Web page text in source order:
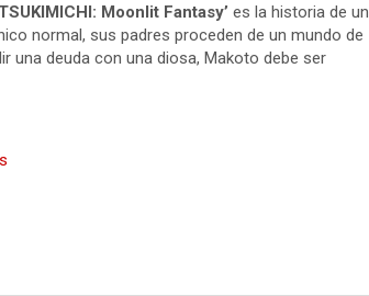
Moonlit Fantasy’ es la historia de un
normal, sus padres proceden de un mundo de
una deuda con una diosa, Makoto debe ser